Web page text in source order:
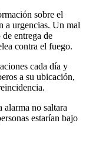
sobre el
a urgencias. Un mal
entrega de
contra el fuego.
cada día y
a su ubicación,
alarma no saltara
estarían bajo